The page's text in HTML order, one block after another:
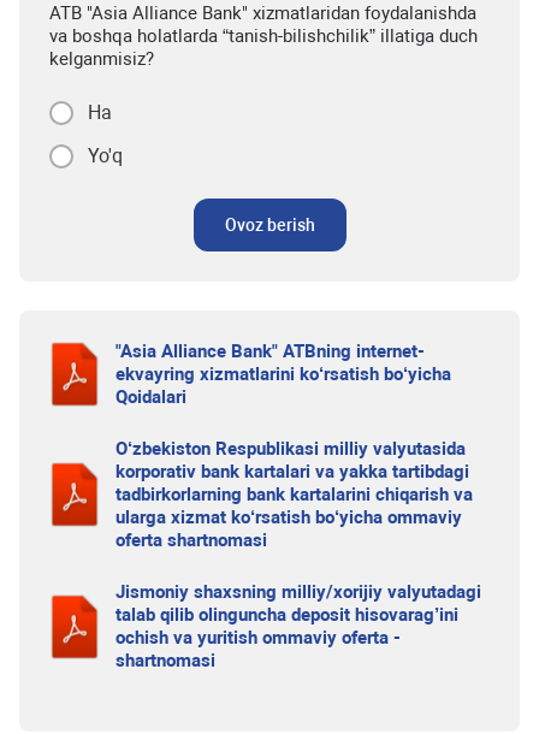
ATB "Asia Alliance Bank" xizmatlaridan foydalanishda
va boshqa holatlarda “tanish-bilishchilik” illatiga duch
kelganmisiz?
Ha
Yo'q
Ovoz berish
"Asia Alliance Bank" ATBning internet-
ekvayring xizmatlarini ko‘rsatish bo‘yicha
Qoidalari
O‘zbekiston Respublikasi milliy valyutasida
korporativ bank kartalari va yakka tartibdagi
tadbirkorlarning bank kartalarini chiqarish va
ularga xizmat ko‘rsatish bo‘yicha ommaviy
oferta shartnomasi
Jismoniy shaxsning milliy/xorijiy valyutadagi
talab qilib olinguncha deposit hisovarag’ini
ochish va yuritish ommaviy oferta -
shartnomasi